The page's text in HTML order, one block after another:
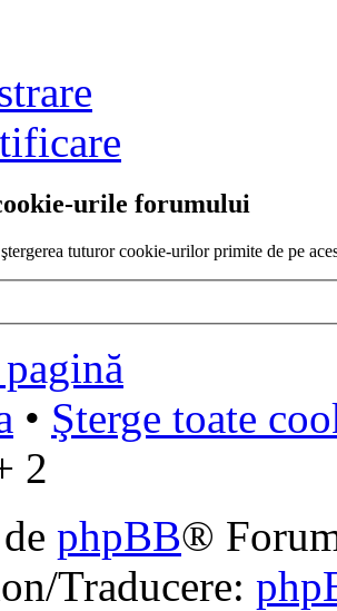
urile forumului
tuturor cookie-urilor primite de pe
• Şterge toate
2
phpBB®
Traducere: